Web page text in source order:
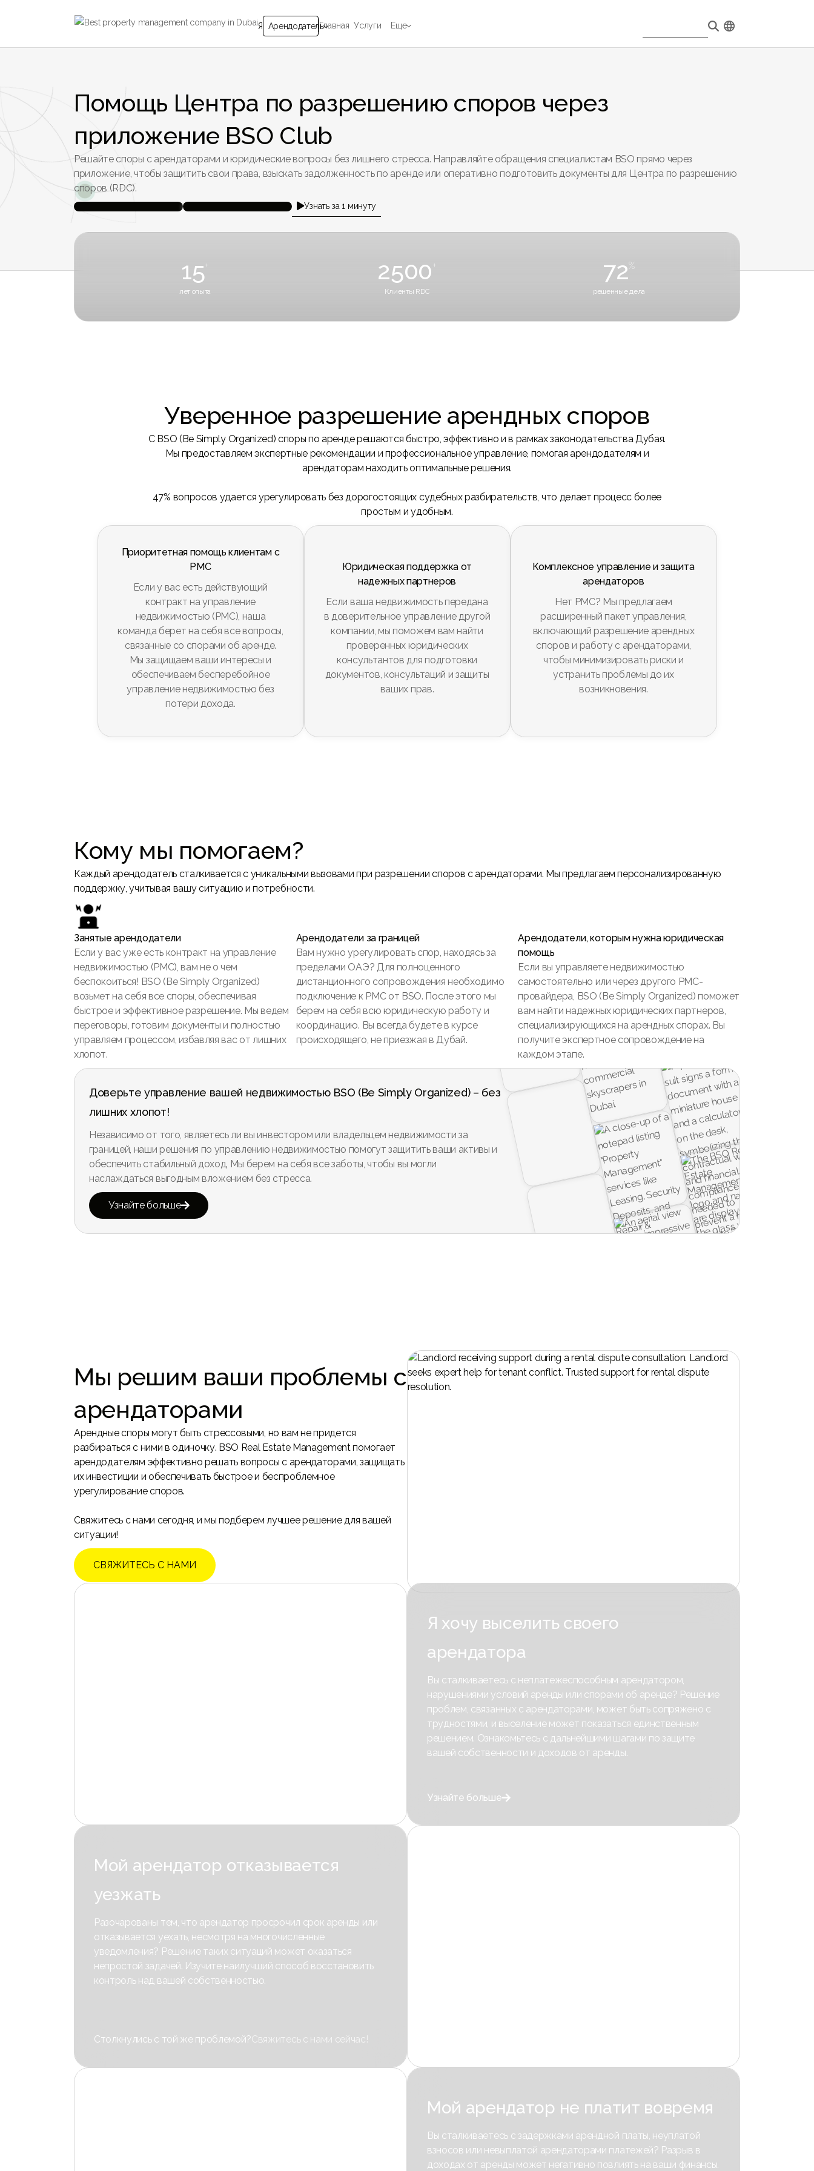
Я АрендодательГлавная Услуги Еще
Помощь Центра по разрешению споров через
приложение BSO Club
Решайте споры с арендаторами и юридические вопросы без лишнего стресса. Направляйте обращения специалистам BSO прямо через
приложение, чтобы защитить свои права, взыскать задолженность по аренде или оперативно подготовить документы для Центра по разрешению
споров (RDC).
Узнать за 1 минуту
15+
лет опыта
2500+
Клиенты RDC
72%
решенные дела
Уверенное разрешение арендных споров
С BSO (Be Simply Organized) споры по аренде решаются быстро, эффективно и в рамках законодательства Дубая.
Мы предоставляем экспертные рекомендации и профессиональное управление, помогая арендодателям и
арендаторам находить оптимальные решения.
47% вопросов удается урегулировать без дорогостоящих судебных разбирательств, что делает процесс более
простым и удобным.
Приоритетная помощь клиентам с
PMC
Если у вас есть действующий
контракт на управление
недвижимостью (PMC), наша
команда берет на себя все вопросы,
связанные со спорами об аренде.
Мы защищаем ваши интересы и
обеспечиваем бесперебойное
управление недвижимостью без
потери дохода.
Юридическая поддержка от
надежных партнеров
Если ваша недвижимость передана
в доверительное управление другой
компании, мы поможем вам найти
проверенных юридических
консультантов для подготовки
документов, консультаций и защиты
ваших прав.
Комплексное управление и защита
арендаторов
Нет PMC? Мы предлагаем
расширенный пакет управления,
включающий разрешение арендных
споров и работу с арендаторами,
чтобы минимизировать риски и
устранить проблемы до их
возникновения.
Кому мы помогаем?
Каждый арендодатель сталкивается с уникальными вызовами при разрешении споров с арендаторами. Мы предлагаем персонализированную
поддержку, учитывая вашу ситуацию и потребности.
Занятые арендодатели
Если у вас уже есть контракт на управление
недвижимостью (PMC), вам не о чем
беспокоиться! BSO (Be Simply Organized)
возьмет на себя все споры, обеспечивая
быстрое и эффективное разрешение. Мы ведем
переговоры, готовим документы и полностью
управляем процессом, избавляя вас от лишних
хлопот.
Арендодатели за границей
Вам нужно урегулировать спор, находясь за
пределами ОАЭ? Для полноценного
дистанционного сопровождения необходимо
подключение к PMC от BSO. После этого мы
берем на себя всю юридическую работу и
координацию. Вы всегда будете в курсе
происходящего, не приезжая в Дубай.
Арендодатели, которым нужна юридическая
помощь
Если вы управляете недвижимостью
самостоятельно или через другого PMC-
провайдера, BSO (Be Simply Organized) поможет
вам найти надежных юридических партнеров,
специализирующихся на арендных спорах. Вы
получите экспертное сопровождение на
каждом этапе.
Доверьте управление вашей недвижимостью BSO (Be Simply Organized) – без
лишних хлопот!
Независимо от того, являетесь ли вы инвестором или владельцем недвижимости за
границей, наши решения по управлению недвижимостью помогут защитить ваши активы и
обеспечить стабильный доход. Мы берем на себя все заботы, чтобы вы могли
наслаждаться выгодным вложением без стресса.
Узнайте больше
Мы решим ваши проблемы с
арендаторами
Арендные споры могут быть стрессовыми, но вам не придется
разбираться с ними в одиночку. BSO Real Estate Management помогает
арендодателям эффективно решать вопросы с арендаторами, защищать
их инвестиции и обеспечивать быстрое и беспроблемное
урегулирование споров.
Свяжитесь с нами сегодня, и мы подберем лучшее решение для вашей
ситуации!
СВЯЖИТЕСЬ С НАМИ
Я хочу выселить своего
арендатора
Вы сталкиваетесь с неплатежеспособным арендатором,
нарушениями условий аренды или спорами об аренде? Решение
проблем, связанных с арендаторами, может быть сопряжено с
трудностями, и выселение может показаться единственным
решением. Ознакомьтесь с дальнейшими шагами по защите
вашей собственности и доходов от аренды.
Узнайте больше
Мой арендатор отказывается
уезжать
Разочарованы тем, что арендатор просрочил срок аренды или
отказывается уехать, несмотря на многочисленные
уведомления? Решение таких ситуаций может оказаться
непростой задачей. Изучите наилучший способ восстановить
контроль над вашей собственностью.
Столкнулись с той же проблемой?Свяжитесь с нами сейчас!
Мой арендатор не платит вовремя
Вы сталкиваетесь с задержками арендной платы, неуплатой
взносов или невыплатой арендаторами платежей? Разрыв в
доходах от аренды может негативно повлиять на ваши финансы.